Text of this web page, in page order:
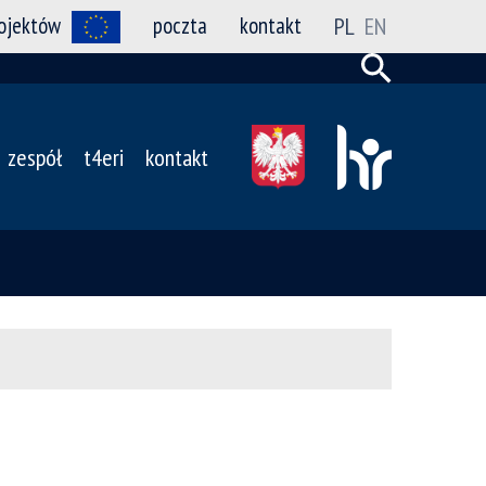
poczta kontakt PL EN
zespół t4eri kontakt